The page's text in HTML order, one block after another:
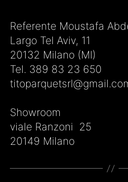
Referente Moustafa
Largo Tel Aviv, 11
20132 Milano (MI)
Tel. 389 83 23 650
Showroom
viale Ranzoni 25
20149 Milano